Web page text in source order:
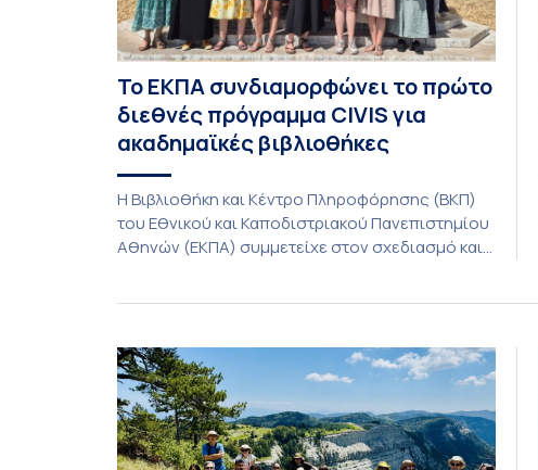
Το ΕΚΠΑ συνδιαμορφώνει το πρώτο
διεθνές πρόγραμμα CIVIS για
ακαδημαϊκές βιβλιοθήκες
Η Βιβλιοθήκη και Κέντρο Πληροφόρησης (ΒΚΠ)
του Εθνικού και Καποδιστριακού Πανεπιστημίου
Αθηνών (ΕΚΠΑ) συμμετείχε στον σχεδιασμό και
οποίο πραγματοποιήθηκε με διαδικτυακές και
δια ζώσης εκπαιδευτικές δράσεις από τις 3
Ιουνίου έως τις 10 Ιουλίου 2026. Το πρόγραμμα
αποτελεί […]